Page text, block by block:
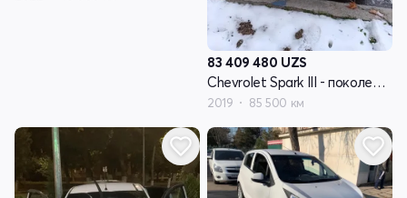
83 409 480 UZS
Chevrolet Spark III - поколение
2019 85 500 км